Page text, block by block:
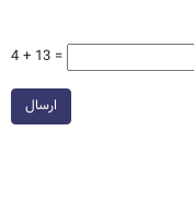
4 + 13 =
ارسال